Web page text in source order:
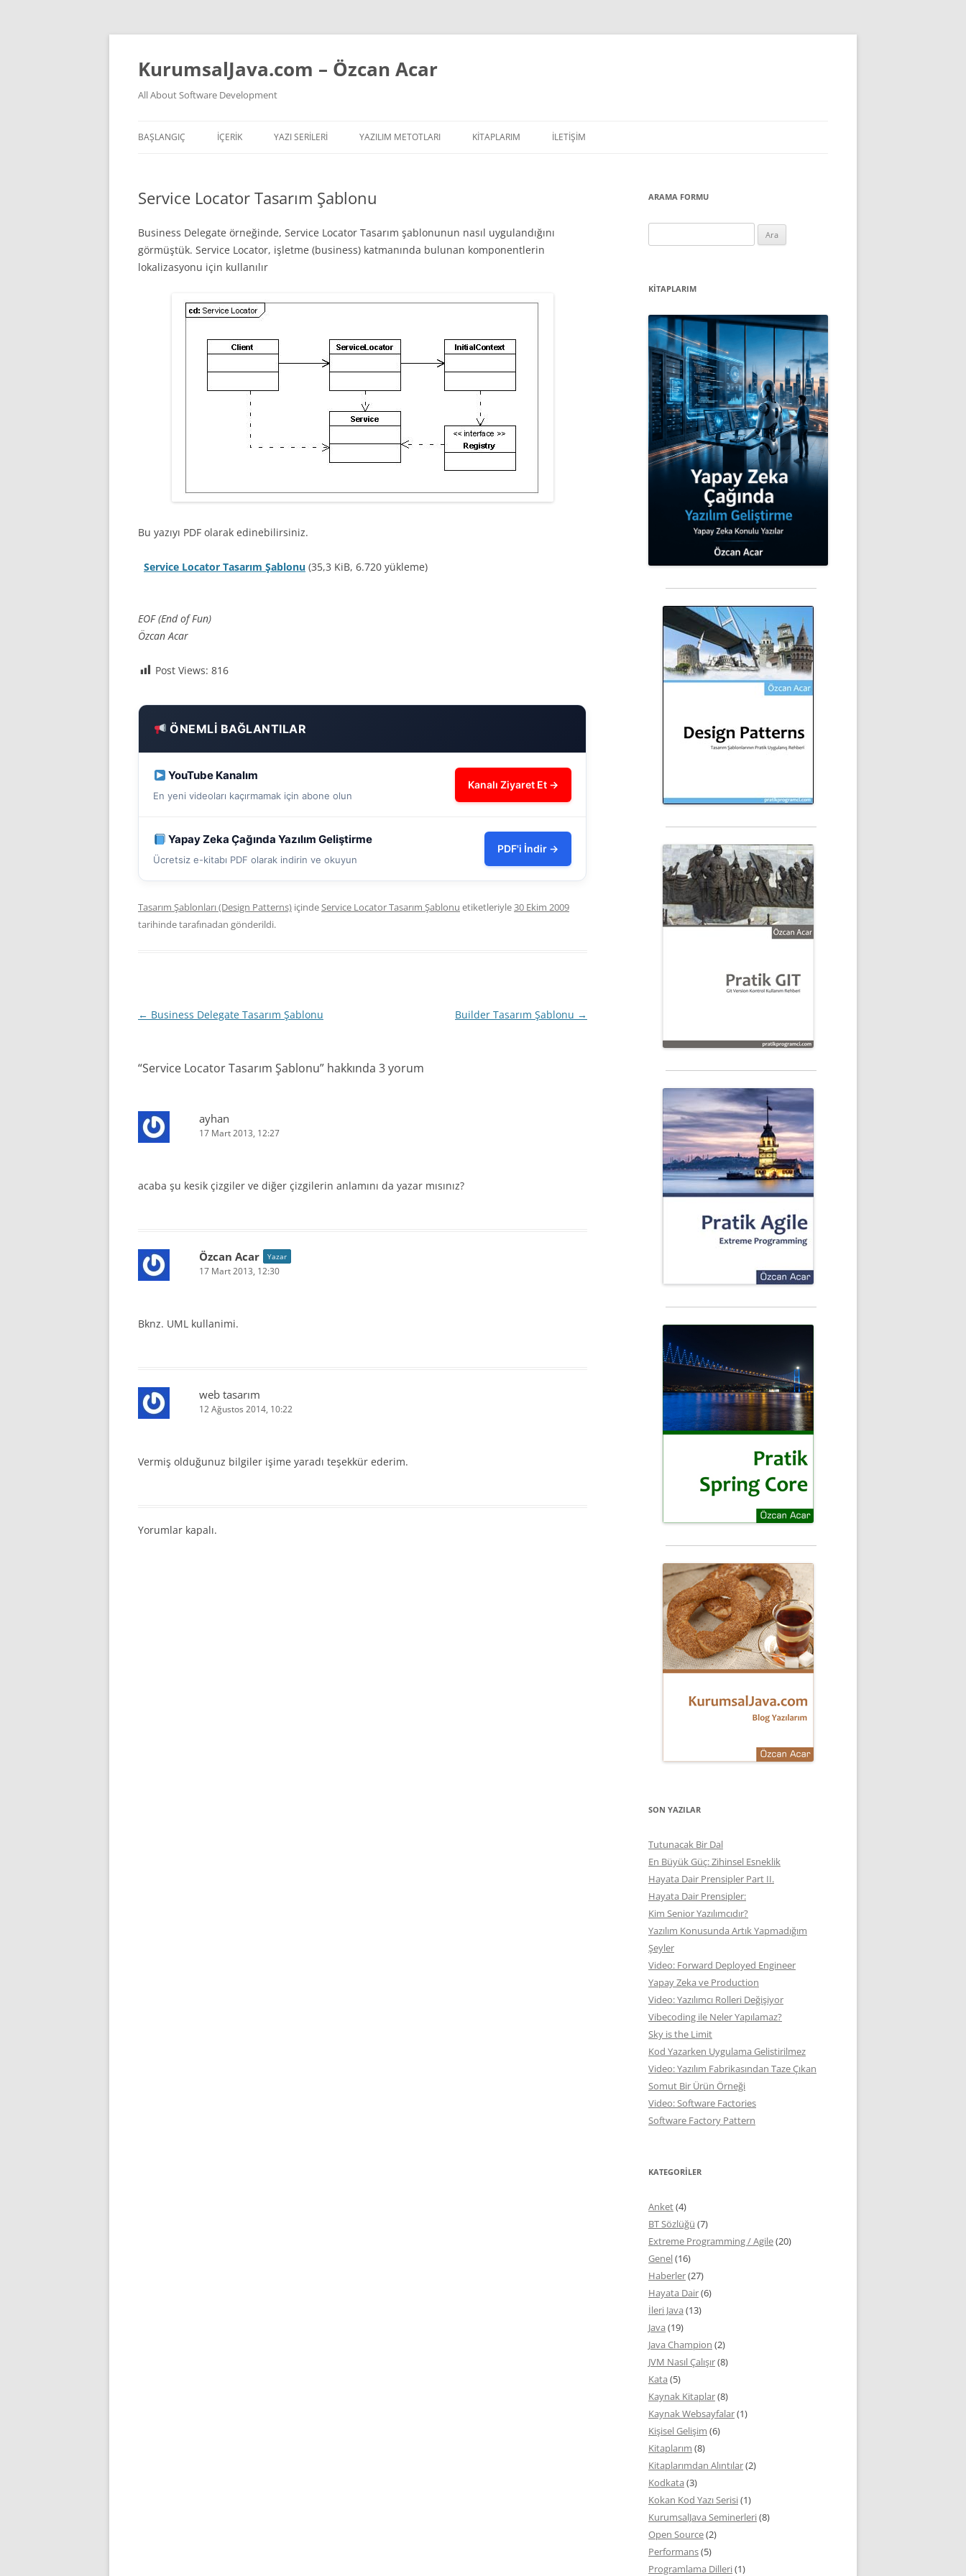
İçeriğe
KurumsalJava.com – Özcan Acar
All About Software Development
BAŞLANGIÇ İÇERİK
YAPAY ZEKA VIDEOLARI
YAPAY ZEKA KONULU YAZILAR
YAZILIM HAKKINDA GENEL
DÜŞÜNCELER
JAVA
EĞITIM VIDEOLARI (SCREENCAST)
SEMINERLER – SUNUMLAR
SÖYLEŞILER
PÜF NOKTASI
YAZI SERILERI
TEMEL PRENSIPLER YAZI SERISI
KOKAN KOD YAZI SERISI
YAZILIM METOTLARI
REFACTORING
TASARIM PRENSIPLERI
TASARIM ŞABLONLARI
TEST DRIVEN DEVELOPMENT (TDD)
KITAPLARIM İLETİŞİM
Service Locator Tasarım Şablonu
Business Delegate örneğinde, Service Locator Tasarım şablonunun nasıl uygulandığını
görmüştük. Service Locator, işletme (business) katmanında bulunan komponentlerin
lokalizasyonu için kullanılır
Bu yazıyı PDF olarak edinebilirsiniz.
Service Locator Tasarım Şablonu (35,3 KiB, 6.720 yükleme)
EOF (End of Fun)
Özcan Acar
Post Views: 816
ÖNEMLI BAĞLANTILAR
YouTube Kanalım
En yeni videoları kaçırmamak için abone olun
Kanalı Ziyaret Et →
Yapay Zeka Çağında Yazılım Geliştirme
Ücretsiz e-kitabı PDF olarak indirin ve okuyun
PDF'i İndir →
Tasarım Şablonları (Design Patterns) içindeService Locator Tasarım Şablonu etiketleriyle30 Ekim 2009
tarihindetarafınadan gönderildi.
Yazı
← Business Delegate Tasarım Şablonu Builder Tasarım Şablonu →
“Service Locator Tasarım Şablonu” hakkında 3 yorum
ayhan
17 Mart 2013, 12:27
acaba şu kesik çizgiler ve diğer çizgilerin anlamını da yazar mısınız?
Özcan Acar Yazar
17 Mart 2013, 12:30
Bknz. UML kullanimi.
web tasarım
12 Ağustos 2014, 10:22
Vermiş olduğunuz bilgiler işime yaradı teşekkür ederim.
Yorumlar kapalı.
ARAMA FORMU
KITAPLARIM
SON YAZILAR
Tutunacak Bir Dal
En Büyük Güç: Zihinsel Esneklik
Hayata Dair Prensipler Part II.
Hayata Dair Prensipler:
Kim Senior Yazılımcıdır?
Yazılım Konusunda Artık Yapmadığım
Şeyler
Video: Forward Deployed Engineer
Yapay Zeka ve Production
Video: Yazılımcı Rolleri Değişiyor
Vibecoding ile Neler Yapılamaz?
Sky is the Limit
Kod Yazarken Uygulama Gelistirilmez
Video: Yazılım Fabrikasından Taze Çıkan
Somut Bir Ürün Örneği
Video: Software Factories
Software Factory Pattern
KATEGORILER
Anket(4)
BT Sözlüğü (7)
Extreme Programming / Agile(20)
Genel(16)
Haberler(27)
Hayata Dair(6)
İleri Java (13)
Java (19)
Java Champion (2)
JVM Nasıl Çalışır(8)
Kata (5)
Kaynak Kitaplar(8)
Kaynak Websayfalar(1)
Kişisel Gelişim (6)
Kitaplarım (8)
Kitaplarımdan Alıntılar(2)
Kodkata (3)
Kokan Kod Yazı Serisi(1)
KurumsalJava Seminerleri(8)
Open Source(2)
Performans(5)
Programlama Dilleri(1)